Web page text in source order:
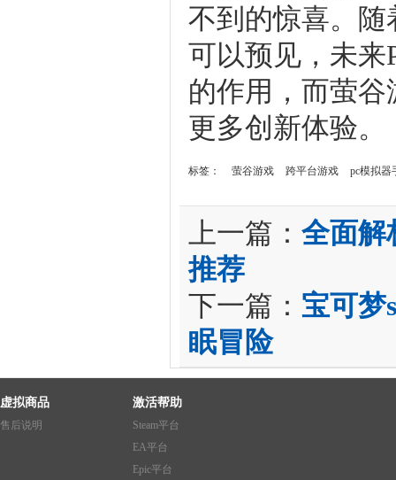
不到的惊喜。
可以预见，未来
的作用，而萤
更多创新体验。
标签： 萤谷游戏 跨平台游戏 pc模拟器
上一篇： 全面解
推荐
下一篇： 宝可梦
眠冒险
虚拟商品
售后说明
激活帮助
Steam平台
EA平台
Epic平台